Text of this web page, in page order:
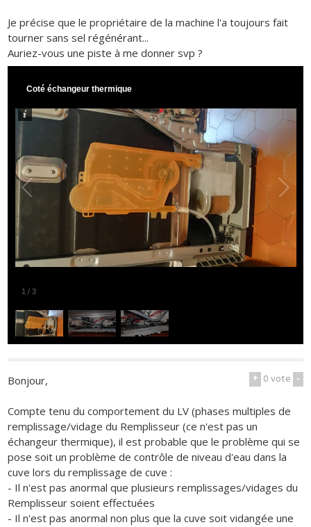
Je précise que le propriétaire de la machine l'a toujours fait
tourner sans sel régénérant...
Auriez-vous une piste à me donner svp ?
1 /3
Coté échangeur thermique
+ 0vote -
Bonjour,
Compte tenu du comportement du LV (phases multiples de
remplissage/vidage du Remplisseur (ce n'est pas un
échangeur thermique), il est probable que le problème qui se
pose soit un problème de contrôle de niveau d'eau dans la
cuve lors du remplissage de cuve :
- Il n'est pas anormal que plusieurs remplissages/vidages du
Remplisseur soient effectuées
- Il n'est pas anormal non plus que la cuve soit vidangée une